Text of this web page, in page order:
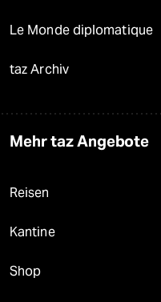
Le Monde diplomatique
taz Archiv
Mehr taz Angebote
Reisen
Kantine
Shop